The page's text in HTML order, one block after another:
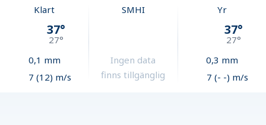
Klart
37°
27°
0,1 mm
7 (12) m/s
SMHI
Ingen data
finns tillgänglig
Yr
37°
27°
0,3 mm
7 (- -) m/s